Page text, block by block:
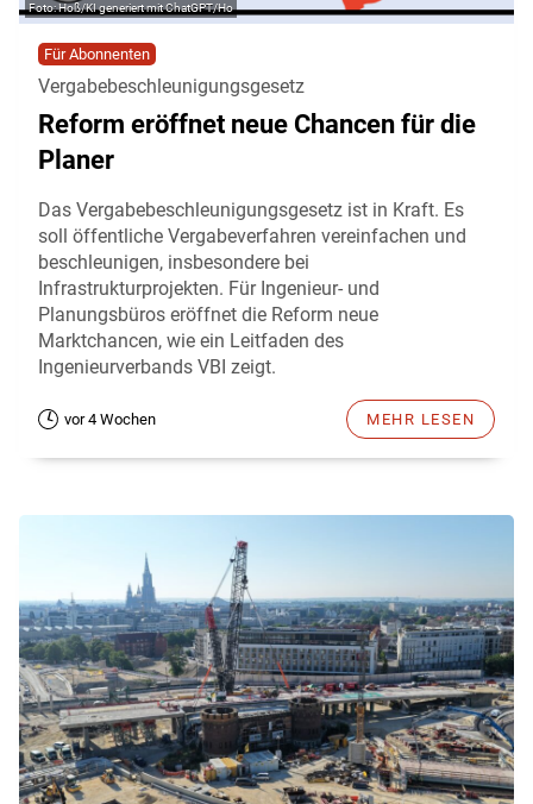
Hoß/KI generiert mit ChatGPT/Ho
Für Abonnenten
Vergabebeschleunigungsgesetz
Reform eröffnet neue Chancen für die
Planer
Das Vergabebeschleunigungsgesetz ist in Kraft. Es
soll öffentliche Vergabeverfahren vereinfachen und
beschleunigen, insbesondere bei
Infrastrukturprojekten. Für Ingenieur- und
Planungsbüros eröffnet die Reform neue
Marktchancen, wie ein Leitfaden des
Ingenieurverbands VBI zeigt.
vor 4 Wochen MEHR LESEN